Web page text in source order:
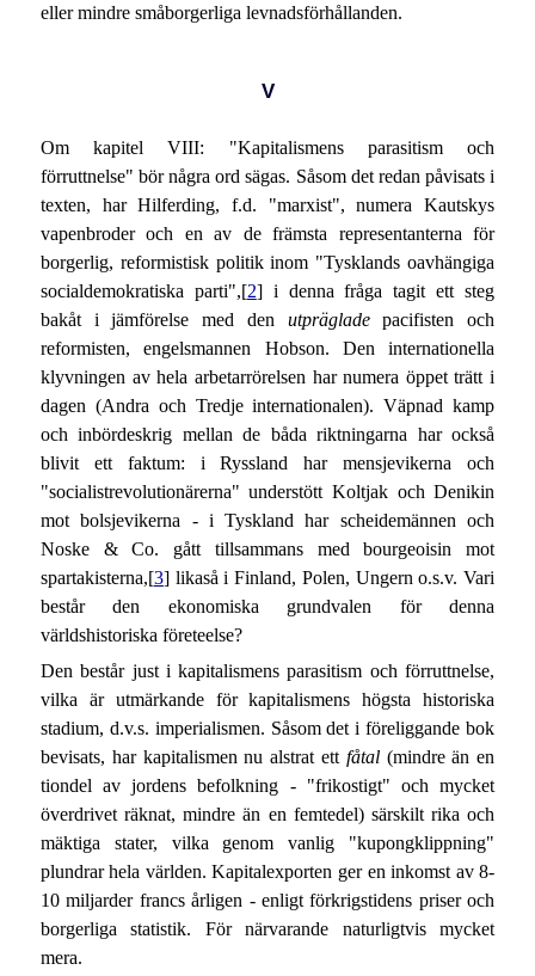
eller mindre småborgerliga levnadsförhållanden.
V
Om kapitel VIII: "Kapitalismens parasitism och
förruttnelse" bör några ord sägas. Såsom det redan påvisats i
texten, har Hilferding, f.d. "marxist", numera Kautskys
vapenbroder och en av de främsta representanterna för
borgerlig, reformistisk politik inom "Tysklands oavhängiga
socialdemokratiska parti",[2] i denna fråga tagit ett steg
bakåt i jämförelse med den utprägladepacifisten och
reformisten, engelsmannen Hobson. Den internationella
klyvningen av hela arbetarrörelsen har numera öppet trätt i
dagen (Andra och Tredje internationalen). Väpnad kamp
och inbördeskrig mellan de båda riktningarna har också
blivit ett faktum: i Ryssland har mensjevikerna och
"socialistrevolutionärerna" understött Koltjak och Denikin
mot bolsjevikerna - i Tyskland har scheidemännen och
Noske & Co. gått tillsammans med bourgeoisin mot
spartakisterna,[3] likaså i Finland, Polen, Ungern o.s.v. Vari
består den ekonomiska grundvalen för denna
världshistoriska företeelse?
Den består just i kapitalismens parasitism och förruttnelse,
vilka är utmärkande för kapitalismens högsta historiska
stadium, d.v.s. imperialismen. Såsom det i föreliggande bok
bevisats, har kapitalismen nu alstrat ett fåtal(mindre än en
tiondel av jordens befolkning - "frikostigt" och mycket
överdrivet räknat, mindre än en femtedel) särskilt rika och
mäktiga stater, vilka genom vanlig "kupongklippning"
plundrar hela världen. Kapitalexporten ger en inkomst av 8-
10 miljarder francs årligen - enligt förkrigstidens priser och
borgerliga statistik. För närvarande naturligtvis mycket
mera.